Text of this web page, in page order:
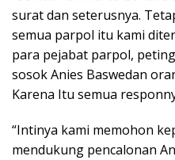
surat dan seterusnya.
semua parpol itu kami
para pejabat parpol,
sosok Anies Baswedan
Karena Itu semua
“Intinya kami memohon
mendukung pencalonan